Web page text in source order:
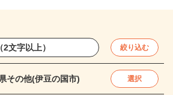
絞り込む
その他(伊豆の国市) 選択